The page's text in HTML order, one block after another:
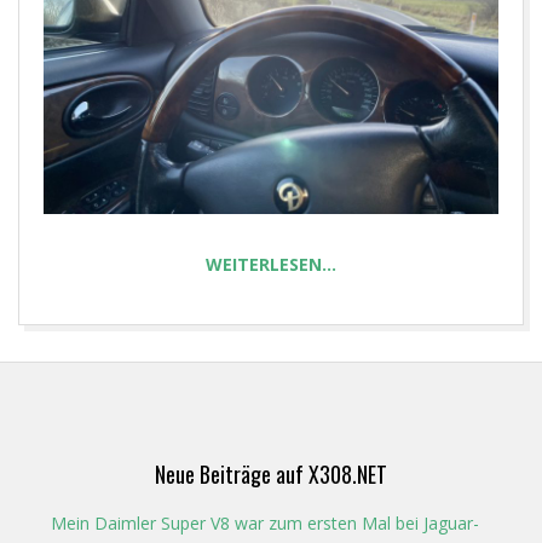
WEITERLESEN…
Neue Beiträge auf X308.NET
Mein Daimler Super V8 war zum ersten Mal bei Jaguar-